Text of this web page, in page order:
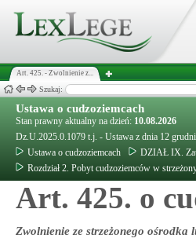
Art. 425. - Zwolnienie z...
Szukaj:
Ustawa o cudzoziemcach
Stan prawny aktualny na dzień: 10.08.2026
Dz.U.2025.0.1079 t.j. - Ustawa z dnia 12
Ustawa o cudzoziemcach
DZIAŁ IX.
Rozdział 2. Pobyt cudzoziemców w
Art. 425. o
Zwolnienie ze strzeżonego ośrodka